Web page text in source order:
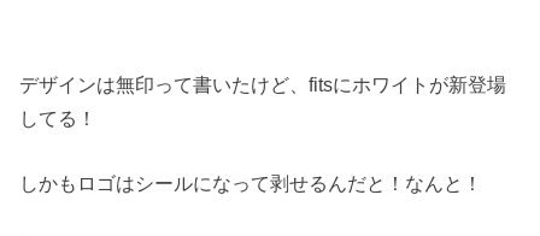
デザインは無印って書いたけど、fitsにホワイトが新登場
してる！
しかもロゴはシールになって剥せるんだと！なんと！